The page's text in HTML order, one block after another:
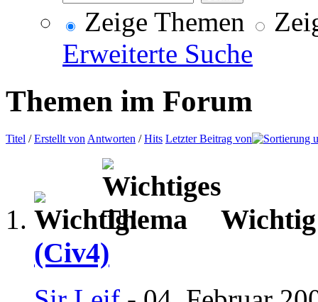
Zeige Themen
Erweiterte Suche
Themen im Forum
Titel /Erstellt von Antworten /Hits Letzter Beitrag von
(Civ4)